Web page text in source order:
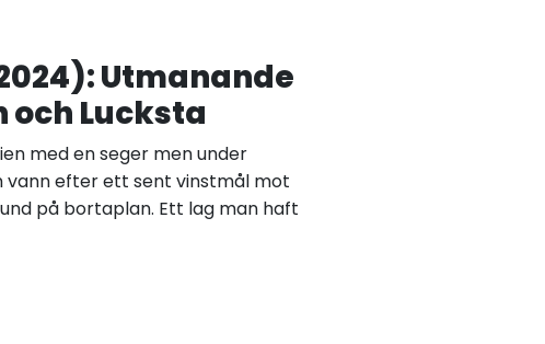
Utmanande
Lucksta
med en seger men under
vann efter ett sent vinstmål mot
på bortaplan. Ett lag man haft